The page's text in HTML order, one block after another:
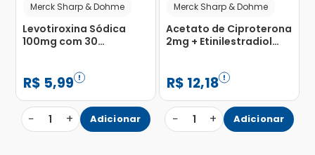
Merck Sharp & Dohme
Levotiroxina Sódica
100mg com 30
R$ 5,99
− 1 + Adicionar
Merck Sharp & Dohme
Acetato de Ciproterona
2mg + Etinilestradiol
Revestidos
R$ 12,18
− 1 + Adicionar